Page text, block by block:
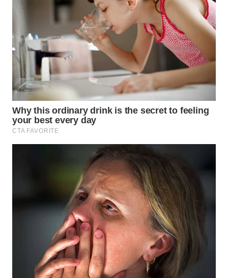
BOROBUDUR
WN
MADURA
WN
SURABAYA
WN
NATUNA
WN
WN
LABUANBAJO